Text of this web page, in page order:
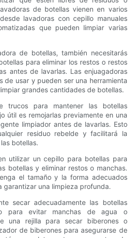
de botellas vienen en varios
lavadoras con cepillo manuales
que pueden limpiar varias
de botellas, también necesitarás
para eliminar los restos o restos
antes de lavarlas. Las enjuagadoras
de usar y pueden ser una herramienta
grandes cantidades de botellas.
trucos para mantener las botellas
útil es remojarlas previamente en una
limpiador antes de lavarlas. Esto
residuo rebelde y facilitará la
botellas.
utilizar un cepillo para botellas para
botellas y eliminar restos o manchas.
el tamaño y la forma adecuados
garantizar una limpieza profunda.
secar adecuadamente las botellas
para evitar manchas de agua o
una rejilla para secar biberones o
de biberones para asegurarse de